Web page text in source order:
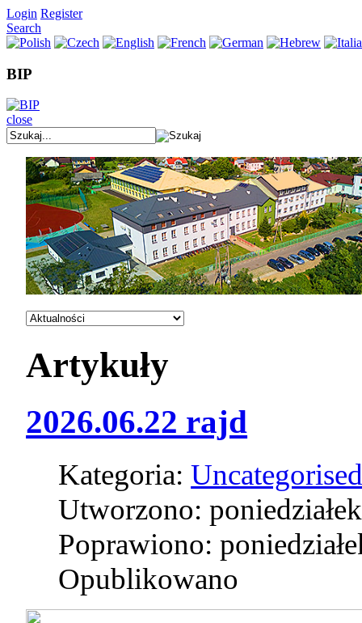
Login Register
Search
BIP
close
Artykuły
2026.06.22 rajd
Kategoria:
Utworzono:
Poprawiono:
Opublikowano